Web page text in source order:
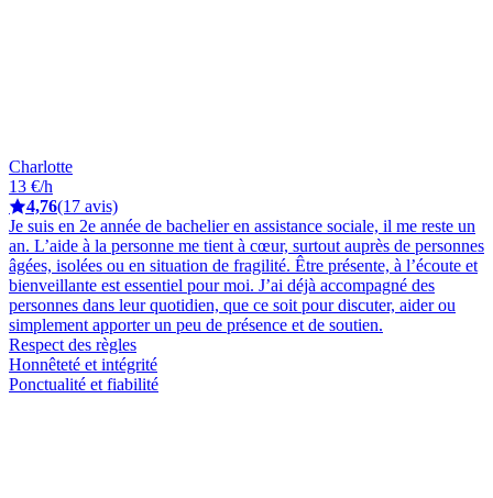
Charlotte
13 €/h
4,76(17 avis)
Je suis en 2e année de bachelier en assistance sociale, il me reste un
an. L’aide à la personne me tient à cœur, surtout auprès de personnes
âgées, isolées ou en situation de fragilité. Être présente, à l’écoute et
bienveillante est essentiel pour moi. J’ai déjà accompagné des
personnes dans leur quotidien, que ce soit pour discuter, aider ou
simplement apporter un peu de présence et de soutien.
Respect des règles
Honnêteté et intégrité
Ponctualité et fiabilité